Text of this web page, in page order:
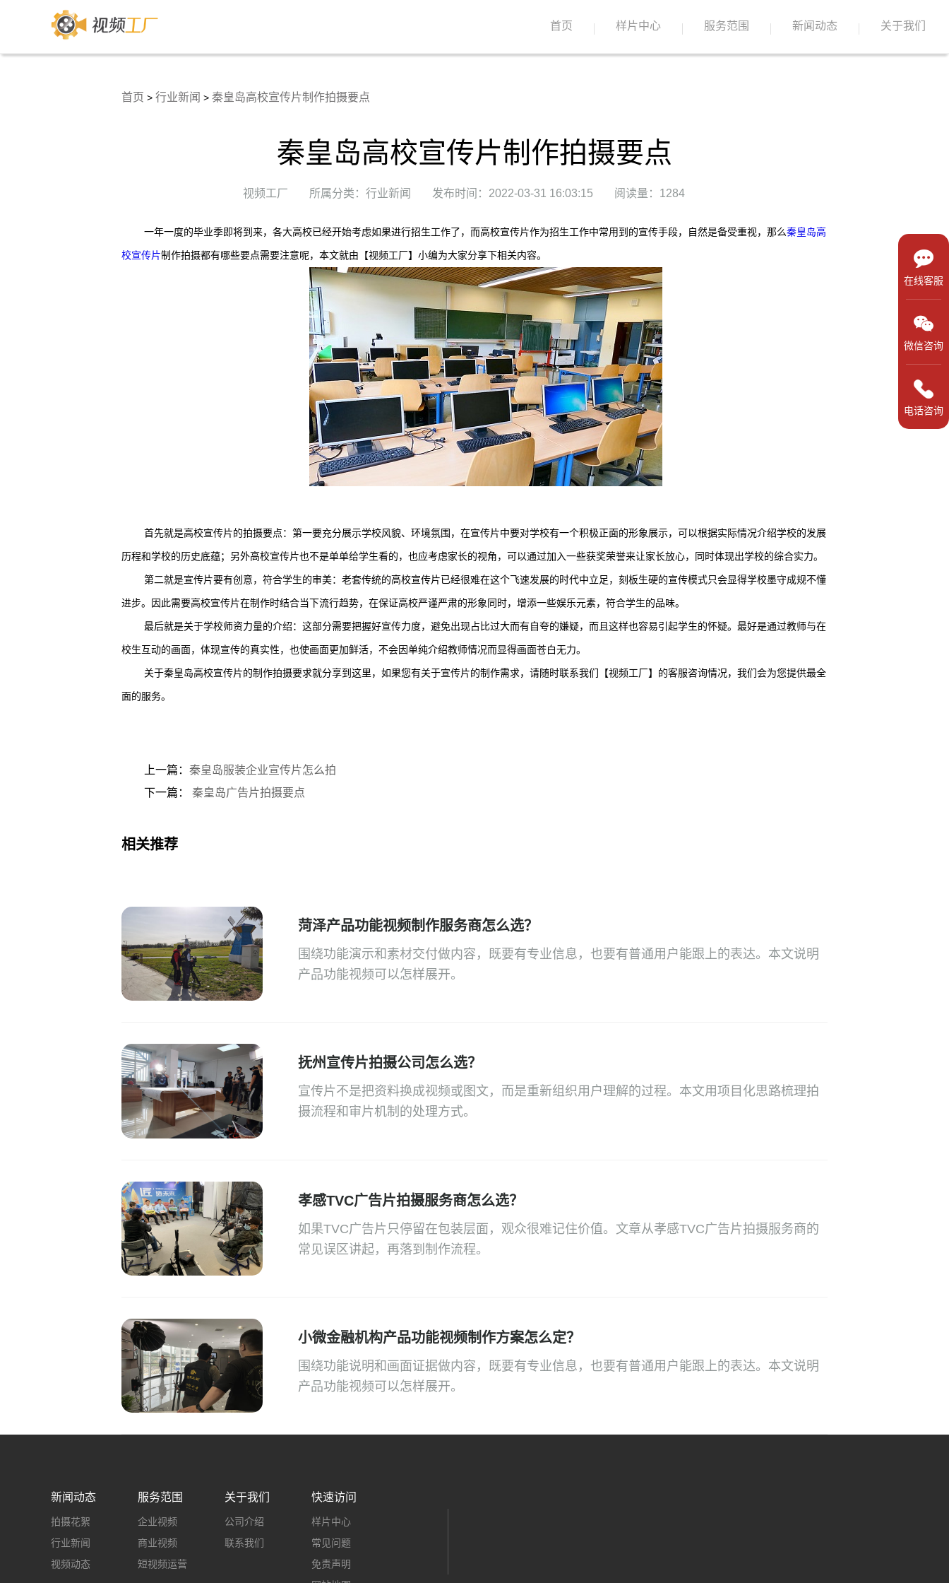
首页 样片中心 服务范围 新闻动态 关于我们
首页 > 行业新闻 > 秦皇岛高校宣传片制作拍摄要点
秦皇岛高校宣传片制作拍摄要点
视频工厂 所属分类：行业新闻 发布时间：2022-03-31 16:03:15 阅读量：1284
一年一度的毕业季即将到来，各大高校已经开始考虑如果进行招生工作了，而高校宣传片作为招生工作中常用到的宣传手段，自然是备受重视，那么秦皇岛高
校宣传片制作拍摄都有哪些要点需要注意呢，本文就由【视频工厂】小编为大家分享下相关内容。
首先就是高校宣传片的拍摄要点：第一要充分展示学校风貌、环境氛围，在宣传片中要对学校有一个积极正面的形象展示，可以根据实际情况介绍学校的发展
历程和学校的历史底蕴；另外高校宣传片也不是单单给学生看的，也应考虑家长的视角，可以通过加入一些获奖荣誉来让家长放心，同时体现出学校的综合实力。
第二就是宣传片要有创意，符合学生的审美：老套传统的高校宣传片已经很难在这个飞速发展的时代中立足，刻板生硬的宣传模式只会显得学校墨守成规不懂
进步。因此需要高校宣传片在制作时结合当下流行趋势，在保证高校严谨严肃的形象同时，增添一些娱乐元素，符合学生的品味。
最后就是关于学校师资力量的介绍：这部分需要把握好宣传力度，避免出现占比过大而有自夸的嫌疑，而且这样也容易引起学生的怀疑。最好是通过教师与在
校生互动的画面，体现宣传的真实性，也使画面更加鲜活，不会因单纯介绍教师情况而显得画面苍白无力。
关于秦皇岛高校宣传片的制作拍摄要求就分享到这里，如果您有关于宣传片的制作需求，请随时联系我们【视频工厂】的客服咨询情况，我们会为您提供最全
面的服务。
上一篇： 秦皇岛服装企业宣传片怎么拍
下一篇：
秦皇岛广告片拍摄要点
相关推荐
菏泽产品功能视频制作服务商怎么选？
围绕功能演示和素材交付做内容，既要有专业信息，也要有普通用户能跟上的表达。本文说明
产品功能视频可以怎样展开。
抚州宣传片拍摄公司怎么选？
宣传片不是把资料换成视频或图文，而是重新组织用户理解的过程。本文用项目化思路梳理拍
摄流程和审片机制的处理方式。
孝感TVC广告片拍摄服务商怎么选？
如果TVC广告片只停留在包装层面，观众很难记住价值。文章从孝感TVC广告片拍摄服务商的
常见误区讲起，再落到制作流程。
小微金融机构产品功能视频制作方案怎么定？
围绕功能说明和画面证据做内容，既要有专业信息，也要有普通用户能跟上的表达。本文说明
产品功能视频可以怎样展开。
新闻动态
拍摄花絮
行业新闻
视频动态
服务范围
企业视频
商业视频
短视频运营
关于我们
公司介绍
联系我们
快速访问
样片中心
常见问题
免责声明
在线客服
微信咨询
电话咨询